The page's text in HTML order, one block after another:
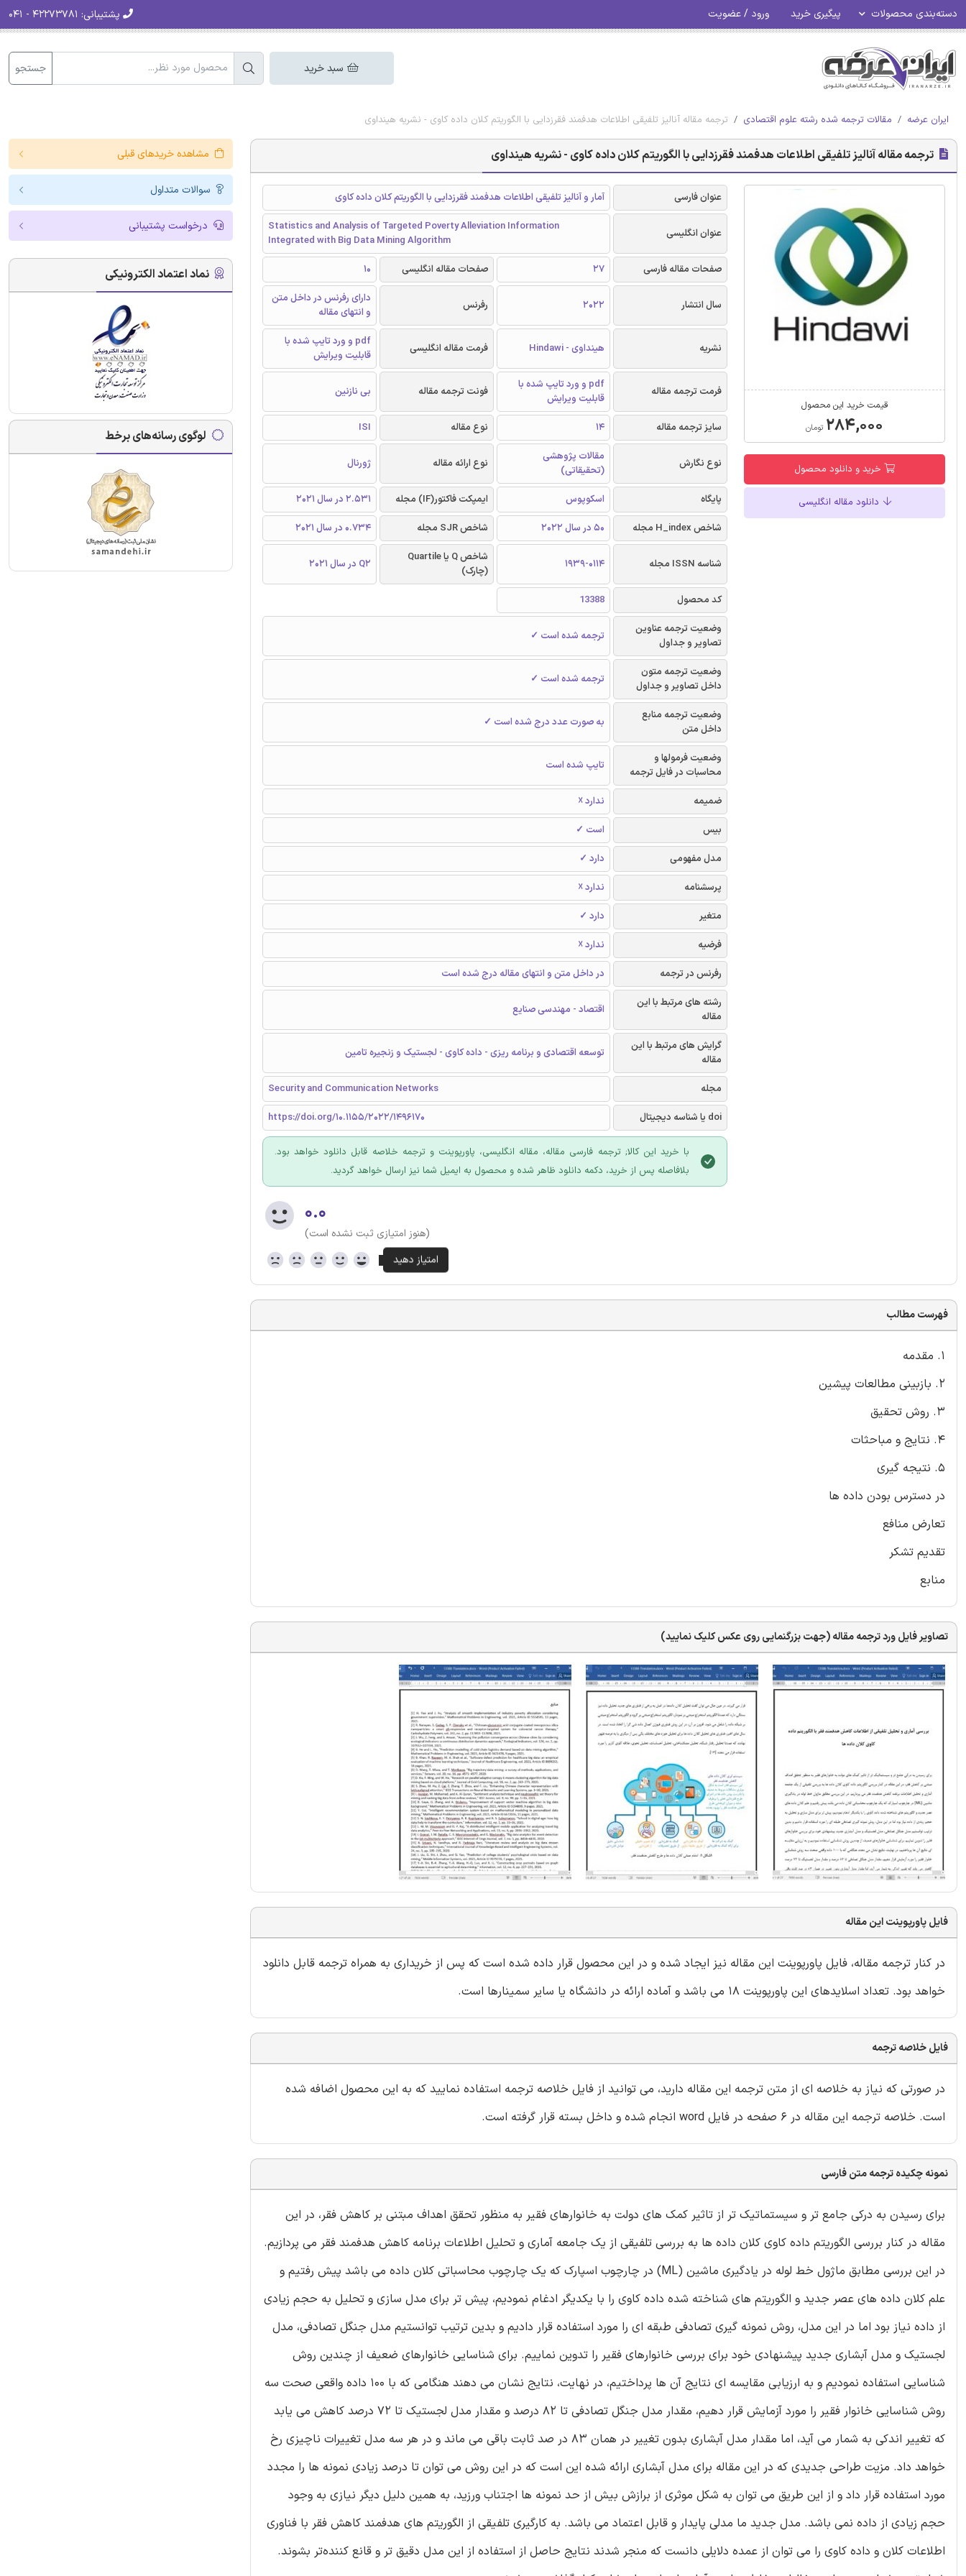
دسته‌بندی محصولات پیگیری خرید ورود / عضویت پشتیبانی:
سبد خرید جستجو
ایران عرضه مقالات ترجمه شده رشته علوم اقتصادی ترجمه مقاله آنالیز تلفیقی اطلاعات هدفمند فقرزدایی با الگوریتم کلان داده کاوی - نشریه هینداوی
ترجمه مقاله آنالیز تلفیقی اطلاعات هدفمند فقرزدایی با الگوریتم کلان داده کاوی - نشریه هینداوی
قیمت خرید این محصول
۲۸۴,۰۰۰ تومان
خرید و دانلود محصول
دانلود مقاله انگلیسی
عنوان فارسی آمار و آنالیز تلفیقی اطلاعات هدفمند فقرزدایی با الگوریتم کلان داده کاوی
عنوان انگلیسی
Statistics and Analysis of Targeted Poverty Alleviation Information
Integrated with Big Data Mining Algorithm
صفحات مقاله فارسی
27 صفحات مقاله انگلیسی 10
سال انتشار 2022 رفرنس
دارای رفرنس در داخل متن
و انتهای مقاله
نشریه هینداوی - Hindawi فرمت مقاله انگلیسی
pdf و ورد تایپ شده با
قابلیت ویرایش
فرمت ترجمه مقاله
pdf و ورد تایپ شده با
قابلیت ویرایش
فونت ترجمه مقاله بی نازنین
سایز ترجمه مقاله 14 نوع مقاله ISI
نوع نگارش
مقالات پژوهشی
(تحقیقاتی)
نوع ارائه مقاله ژورنال
پایگاه اسکوپوس ایمپکت فاکتور(IF) مجله
2.531 در سال 2021
شاخص H_index مجله
50 در سال 2022 شاخص SJR مجله 0.734 در سال 2021
شناسه ISSN مجله 1939-0114
شاخص Q یا Quartile
(چارک)
Q2 در سال 2021
کد محصول
13388
وضعیت ترجمه عناوین
تصاویر و جداول
ترجمه شده است ✓
وضعیت ترجمه متون
داخل تصاویر و جداول
ترجمه شده است ✓
وضعیت ترجمه منابع
داخل متن
به صورت عدد درج شده است ✓
وضعیت فرمولها و
محاسبات در فایل ترجمه
تایپ شده است
ضمیمه
ندارد ☓
بیس
است ✓
مدل مفهومی
دارد ✓
پرسشنامه
ندارد ☓
متغیر
دارد ✓
فرضیه
ندارد ☓
رفرنس در ترجمه
در داخل متن و انتهای مقاله درج شده است
رشته های مرتبط با این
مقاله
اقتصاد - مهندسی صنایع
گرایش های مرتبط با این
مقاله
توسعه اقتصادی و برنامه ریزی - داده کاوی - لجستیک و زنجیره تامین
مجله
Security and Communication Networks
doi یا شناسه دیجیتال
https://doi.org/10.1155/2022/1496170
با خرید این کالا; ترجمه فارسی مقاله، مقاله انگلیسی، پاورپوینت و ترجمه خلاصه قابل دانلود خواهد بود.
بلافاصله پس از خرید، دکمه دانلود ظاهر شده و محصول به ایمیل شما نیز ارسال خواهد گردید.
۰.۰
(هنوز امتیازی ثبت نشده است)
فهرست مطالب
1. مقدمه
2. بازبینی مطالعات پیشین
3. روش تحقیق
4. نتایج و مباحثات
5. نتیجه گیری
در دسترس بودن داده ها
تعارض منافع
تقدیم تشکر
منابع
تصاویر فایل ورد ترجمه مقاله (جهت بزرگنمایی روی عکس کلیک نمایید)
فایل پاورپوینت این مقاله
در کنار ترجمه مقاله، فایل پاورپوینت این مقاله نیز ایجاد شده و در این محصول قرار داده شده است که پس از خریداری به همراه ترجمه قابل دانلود
خواهد بود. تعداد اسلایدهای این پاورپوینت 18 می باشد و آماده ارائه در دانشگاه یا سایر سمینارها است.
فایل خلاصه ترجمه
در صورتی که نیاز به خلاصه ای از متن ترجمه این مقاله دارید، می توانید از فایل خلاصه ترجمه استفاده نمایید که به این محصول اضافه شده
است. خلاصه ترجمه این مقاله در 6 صفحه در فایل word انجام شده و داخل بسته قرار گرفته است.
نمونه چکیده ترجمه متن فارسی
برای رسیدن به درکی جامع تر و سیستماتیک تر از تاثیر کمک های دولت به خانوارهای فقیر به منظور تحقق اهداف مبتنی بر کاهش فقر، در این
مقاله در کنار بررسی الگوریتم داده کاوی کلان داده ها به بررسی تلفیقی از یک جامعه آماری و تحلیل اطلاعات برنامه کاهش هدفمند فقر می پردازیم.
در این بررسی مطابق ماژول خط لوله در یادگیری ماشین (ML) در چارچوب اسپارک که یک چارچوب محاسباتی کلان داده می باشد پیش رفتیم و
علم کلان داده های عصر جدید و الگوریتم های شناخته شده داده کاوی را با یکدیگر ادغام نمودیم،‌ پیش تر برای مدل سازی و تحلیل به حجم زیادی
از داده نیاز بود اما در این مدل، روش نمونه گیری تصادفی طبقه ای را مورد استفاده قرار دادیم و بدین ترتیب توانستیم مدل جنگل تصادفی، مدل
لجستیک و مدل آبشاری جدید پیشنهادی خود برای بررسی خانوارهای فقیر را تدوین نماییم. برای شناسایی خانوارهای ضعیف از چندین روش
شناسایی استفاده نمودیم و به ارزیابی مقایسه ای نتایج آن ها پرداختیم، در نهایت، ‌نتایج نشان می دهند هنگامی که با 100 داده واقعی صحت سه
روش شناسایی خانوار فقیر را مورد آزمایش قرار دهیم، مقدار مدل جنگل تصادفی تا 82 درصد و مقدار مدل لجستیک تا 72 درصد کاهش می یابد
که تغییر اندکی به شمار می آید، اما مقدار مدل آبشاری بدون تغییر در همان 83 در صد ثابت باقی می ماند و در هر سه مدل تغییرات ناچیزی رخ
خواهد داد. مزیت طراحی جدیدی که در این مقاله برای مدل آبشاری ارائه شده این است که در این روش می توان تا درصد زیادی نمونه ها را مجدد
مورد استفاده قرار داد و از این طریق می توان به شکل موثری از برازش بیش از حد نمونه ها اجتناب ورزید، به همین دلیل دیگر نیازی به وجود
حجم زیادی از داده نمی باشد. مدل جدید ما مدلی پایدار و قابل اعتماد می باشد. به کارگیری تلفیقی از الگوریتم های هدفمند کاهش فقر با فناوری
اطلاعات کلان و داده کاوی را می توان از عمده دلایلی دانست که منجر شدند نتایج حاصل از استفاده از این مدل دقیق تر و قانع کننده‌تر بشوند.
مشاهده خریدهای قبلی
سوالات متداول
درخواست پشتیبانی
نماد اعتماد الکترونیکی
لوگوی رسانه‌های برخط